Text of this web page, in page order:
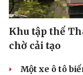
Khu tập thể
chờ cải tạo
Một xe ô tô